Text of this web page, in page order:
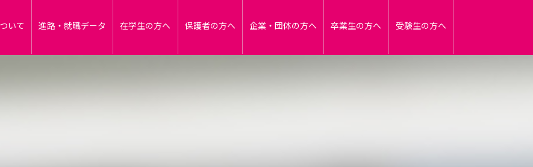
いて 進路・就職データ 在学生の方へ 保護者の方へ 企業・団体の方へ 卒業生の方へ 受験生の方へ